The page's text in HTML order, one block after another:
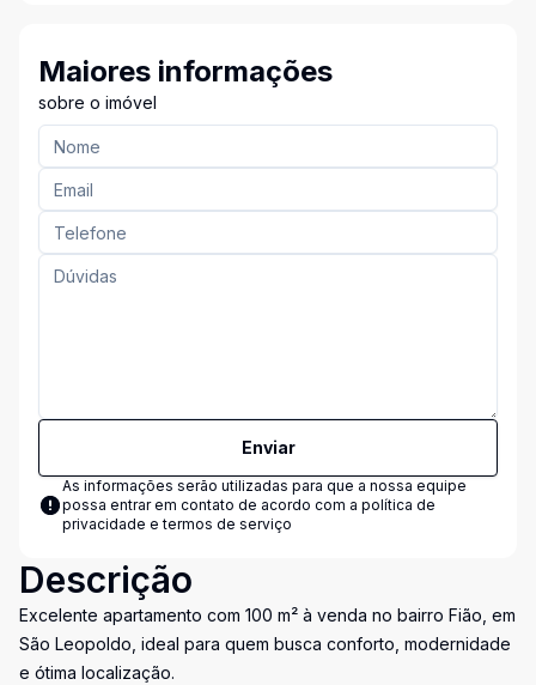
Maiores informações
sobre o imóvel
Enviar
As informações serão utilizadas para que a nossa equipe
possa entrar em contato de acordo com a política de
privacidade e termos de serviço
Descrição
Excelente apartamento com 100 m² à venda no bairro Fião, em
São Leopoldo, ideal para quem busca conforto, modernidade
e ótima localização.